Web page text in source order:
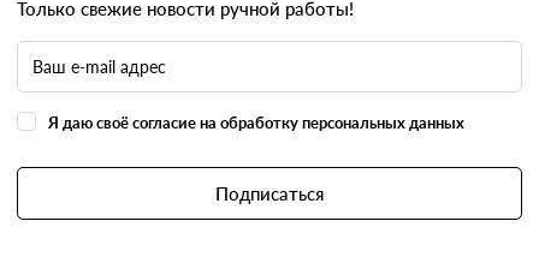
Только свежие новости ручной работы!
Я даю своё согласие на обработку персональных данных
Подписаться